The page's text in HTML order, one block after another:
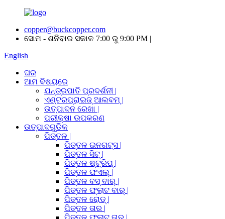
copper@buckcopper.com
ସୋମ - ଶନିବାର ସକାଳ 7:00 ରୁ 9:00 PM |
English
ଘର
ଆମ ବିଷୟରେ
ଯନ୍ତ୍ରପାତି ପ୍ରଦର୍ଶନୀ |
ଏଣ୍ଟରପ୍ରାଇଜ୍ ଆଲବମ୍ |
ଉତ୍ପାଦନ ରେଖା |
ପରୀକ୍ଷା ଉପକରଣ
ଉତ୍ପାଦଗୁଡିକ
ପିତ୍ତଳ |
ପିତ୍ତଳ ଇନଗଟ୍ସ |
ପିତ୍ତଳ ସିଟ୍ |
ପିତ୍ତଳ ଷ୍ଟ୍ରିପ୍ |
ପିତ୍ତଳ ଫଏଲ୍ |
ପିତ୍ତଳ ବସ୍ ବାର୍ |
ପିତ୍ତଳ ଫ୍ଲାଟ ବାର୍ |
ପିତ୍ତଳ ରୋଡ୍ |
ପିତ୍ତଳ ତାର |
ପିତ୍ତଳ ଫ୍ଲାଟ ତାର |